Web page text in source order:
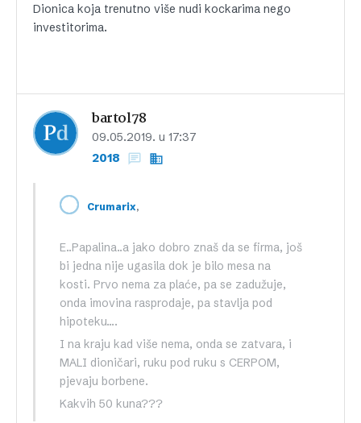
Dionica koja trenutno više nudi kockarima nego
investitorima.
bartol78
09.05.2019. u 17:37
2018
Crumarix,
E..Papalina..a jako dobro znaš da se firma, još
bi jedna nije ugasila dok je bilo mesa na
kosti. Prvo nema za plaće, pa se zadužuje,
onda imovina rasprodaje, pa stavlja pod
hipoteku….
I na kraju kad više nema, onda se zatvara, i
MALI dioničari, ruku pod ruku s CERPOM,
pjevaju borbene.
Kakvih 50 kuna???